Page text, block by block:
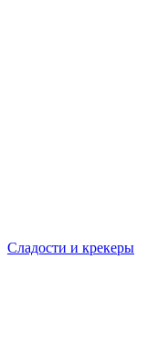
Сладости и крекеры